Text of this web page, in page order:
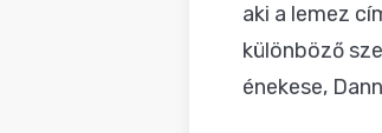
aki a lemez
különböző
énekese,